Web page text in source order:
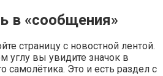
в «сообщения»
страницу с новостной лентой.
углу вы увидите значок в
Это и есть раздел с